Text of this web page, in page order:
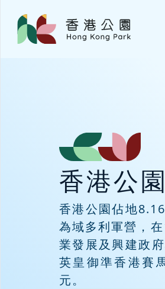
香港公園
香港公園佔地
為域多利軍營，
業發展及興建政
英皇御準香港賽
元。